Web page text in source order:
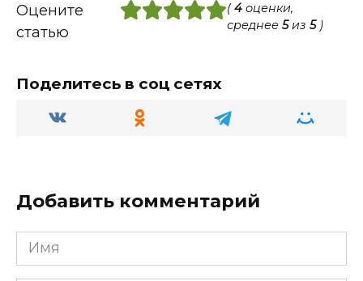
Оцените
статью
(4 оценки,
среднее5из5)
Поделитесь в соц сетях
Добавить комментарий
Имя
*